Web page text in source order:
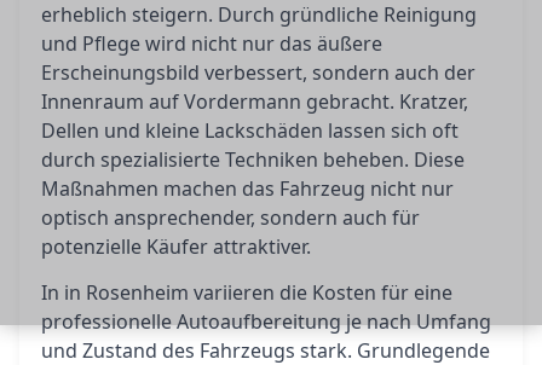
erheblich steigern. Durch gründliche Reinigung
und Pflege wird nicht nur das äußere
Erscheinungsbild verbessert, sondern auch der
Innenraum auf Vordermann gebracht. Kratzer,
Dellen und kleine Lackschäden lassen sich oft
durch spezialisierte Techniken beheben. Diese
Maßnahmen machen das Fahrzeug nicht nur
optisch ansprechender, sondern auch für
potenzielle Käufer attraktiver.
In in Rosenheim variieren die Kosten für eine
professionelle Autoaufbereitung je nach Umfang
und Zustand des Fahrzeugs stark. Grundlegende